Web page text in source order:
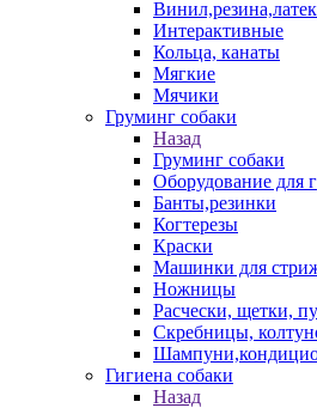
Интерактивные
Кольца, канаты
Мягкие
Мячики
Груминг собаки
Назад
Груминг собаки
Оборудование для
Банты,резинки
Когтерезы
Краски
Машинки для
Ножницы
Расчески, щетки,
Скребницы,
Гигиена собаки
Назад